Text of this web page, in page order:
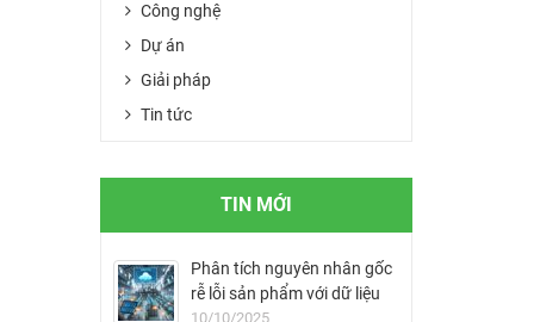
Công nghệ
Dự án
Giải pháp
Tin tức
TIN MỚI
Phân tích nguyên nhân gốc
rễ lỗi sản phẩm với dữ liệu
10/10/2025